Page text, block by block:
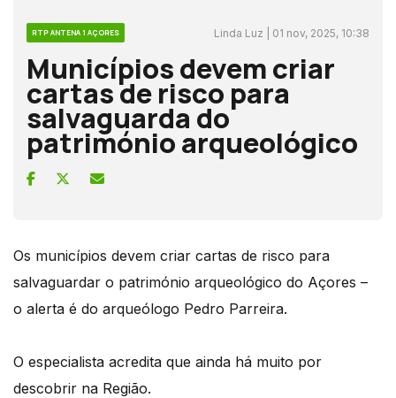
RTP ANTENA 1 AÇORES Linda Luz | 01 nov, 2025, 10:38
Municípios devem criar
cartas de risco para
salvaguarda do
património arqueológico
Os municípios devem criar cartas de risco para
salvaguardar o património arqueológico do Açores –
o alerta é do arqueólogo Pedro Parreira.
O especialista acredita que ainda há muito por
descobrir na Região.